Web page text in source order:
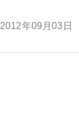
2012年09月03日